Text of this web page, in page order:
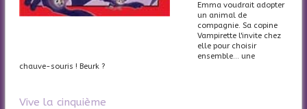
Emma voudrait adopter
un animal de
compagnie. Sa copine
Vampirette l'invite chez
elle pour choisir
ensemble... une
chauve-souris ! Beurk ?
Vive la cinquième